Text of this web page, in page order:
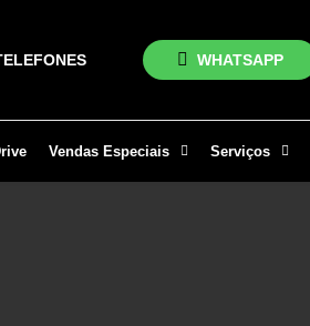
WHATSAPP
Vendas Especiais Serviços